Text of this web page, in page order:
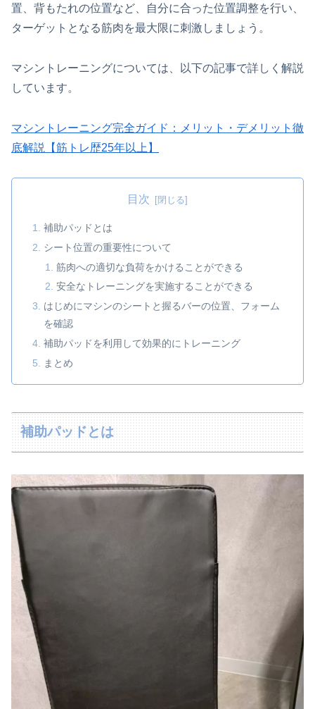
置、背もたれの位置など、自分に合った位置調整を行い、
ターゲットとなる筋肉を最大限に刺激しましょう。
マシントレーニングについては、以下の記事で詳しく解説
しています。
マシントレーニング完全ガイド：メリット・デメリット徹
底解説【筋トレ歴25年以上】
目次
補助パッドとは
シート位置の重要性について
筋肉への適切な負荷をかけることができる
安全なトレーニングを実施することができる
はじめにマシンのシートと握るバーの位置、フォーム
を確認
補助パッドを利用して効果的にトレーニング
まとめ
補助パッドとは